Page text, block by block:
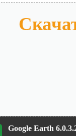
Google Earth